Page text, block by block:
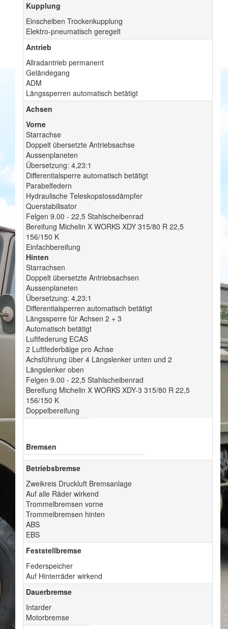
Kupplung
Einscheiben Trockenkupplung
Elektro-pneumatisch geregelt
Antrieb
Allradantrieb permanent
Geländegang
ADM
Längssperren automatisch betätigt
Achsen
Vorne
Starrachse
Doppelt übersetzte Antriebsachse
Aussenplaneten
Übersetzung: 4,23:1
Differentialsperre automatisch betätigt
Parabelfedern
Hydraulische Teleskopstossdämpfer
Querstabilisator
Felgen 9.00 - 22,5 Stahlscheibenrad
Bereifung Michelin X WORKS XDY 315/80 R 22,5
156/150 K
Einfachbereifung
Hinten
Starrachsen
Doppelt übersetzte Antriebsachsen
Aussenplaneten
Übersetzung: 4,23:1
Differentialsperren automatisch betätigt
Längssperre für Achsen 2 + 3
Automatisch betätigt
Luftfederung ECAS
2 Luftfederbälge pro Achse
Achsführung über 4 Längslenker unten und 2
Längslenker oben
Felgen 9.00 - 22,5 Stahlscheibenrad
Bereifung Michelin X WORKS XDY-3 315/80 R 22,5
156/150 K
Doppelbereifung
Bremsen
Betriebsbremse
Zweikreis Druckluft Bremsanlage
Auf alle Räder wirkend
Trommelbremsen vorne
Trommelbremsen hinten
ABS
EBS
Feststellbremse
Federspeicher
Auf Hinterräder wirkend
Dauerbremse
Intarder
Motorbremse